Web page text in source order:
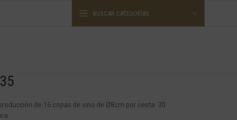
BUSCAR CATEGORÍAS
de 16 copas de vino de Ø8cm por cesta. 30